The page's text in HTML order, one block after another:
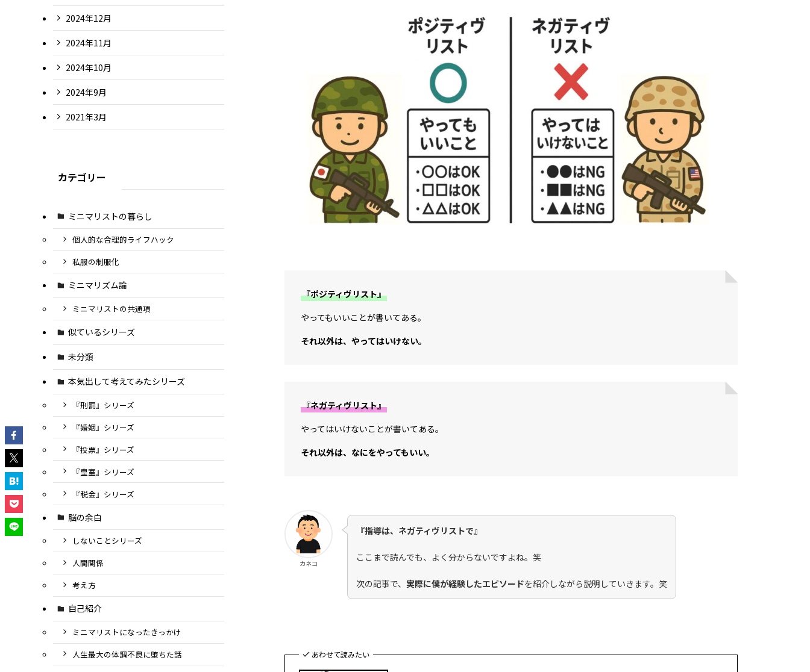
『ポジティヴリスト』
やってもいいことが書いてある。
それ以外は、やってはいけない。
『ネガティヴリスト』
やってはいけないことが書いてある。
それ以外は、なにをやってもいい。
カネコ
『指導は、ネガティヴリストで』
ここまで読んでも、よく分からないですよね。笑
次の記事で、 実際に僕が経験したエピソードを紹介しながら説明していきます。笑
あわせて読みたい
2024年12月
2024年11月
2024年10月
2024年9月
2021年3月
カテゴリー
ミニマリストの暮らし
個人的な合理的ライフハック
私服の制服化
ミニマリズム論
ミニマリストの共通項
似ているシリーズ
未分類
本気出して考えてみたシリーズ
『刑罰』シリーズ
『婚姻』シリーズ
『投票』シリーズ
『皇室』シリーズ
『税金』シリーズ
脳の余白
しないことシリーズ
人間関係
考え方
自己紹介
ミニマリストになったきっかけ
人生最大の体調不良に堕ちた話